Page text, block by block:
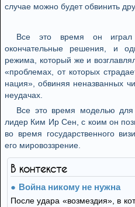
случае можно будет обвинить
Все это время он
окончательные решения, и
режима, который же и
«проблемах, от которых
нация», обвиняя неназванных
неудачах.
Все это время моделью для
лидер Ким Ир Сен, с коим он
во время государственного
его мировоззрение.
В контексте
Война никому не нужна
После удара «возмездия», в